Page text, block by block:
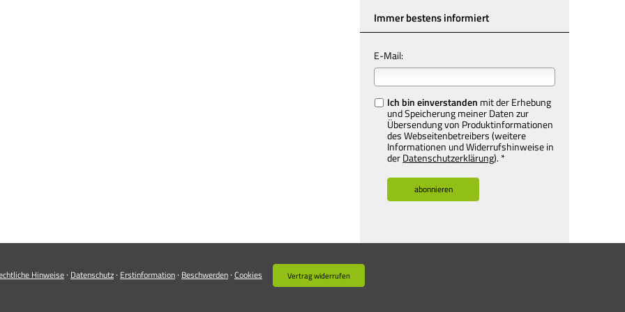
Immer bestens informiert
E-Mail:
Ich bin einverstanden mit der Erhebung
und Speicherung meiner Daten zur
Übersendung von Produktinformationen
des Webseitenbetreibers (weitere
Informationen und Widerrufshinweise in
derDatenschutzerklärung). *
Hinweise · Datenschutz · Erstinformation · Beschwerden · Cookies Vertrag widerrufen